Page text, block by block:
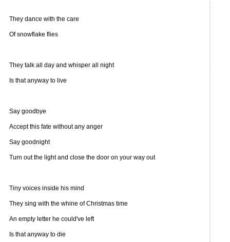
They dance with the care
Of snowflake flies
They talk all day and whisper all night
Is that anyway to live
Say goodbye
Accept this fate without any anger
Say goodnight
Turn out the light and close the door on your way out
Tiny voices inside his mind
They sing with the whine of Christmas time
An empty letter he could've left
Is that anyway to die